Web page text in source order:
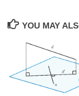
YOU MAY